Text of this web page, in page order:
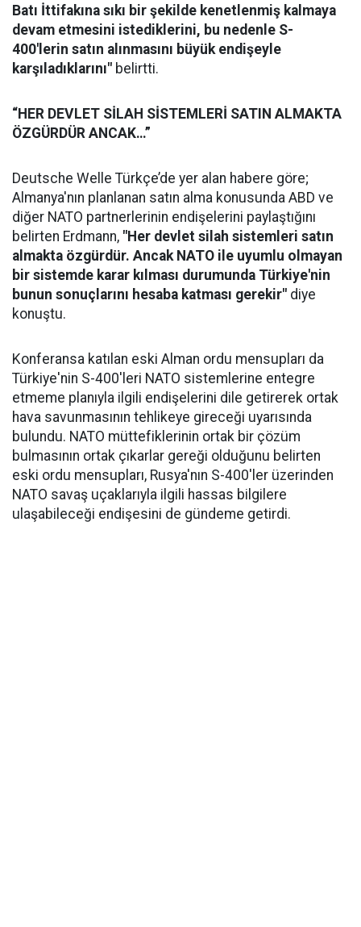
Batı İttifakına sıkı bir şekilde kenetlenmiş kalmaya
devam etmesini istediklerini, bu nedenle S-
400'lerin satın alınmasını büyük endişeyle
karşıladıklarını" belirtti.
“HER DEVLET SİLAH SİSTEMLERİ SATIN ALMAKTA
ÖZGÜRDÜR ANCAK…”
Deutsche Welle Türkçe’de yer alan habere göre;
Almanya'nın planlanan satın alma konusunda ABD ve
diğer NATO partnerlerinin endişelerini paylaştığını
belirten Erdmann, "Her devlet silah sistemleri satın
almakta özgürdür. Ancak NATO ile uyumlu olmayan
bir sistemde karar kılması durumunda Türkiye'nin
bunun sonuçlarını hesaba katması gerekir" diye
konuştu.
Konferansa katılan eski Alman ordu mensupları da
Türkiye'nin S-400'leri NATO sistemlerine entegre
etmeme planıyla ilgili endişelerini dile getirerek ortak
hava savunmasının tehlikeye gireceği uyarısında
bulundu. NATO müttefiklerinin ortak bir çözüm
bulmasının ortak çıkarlar gereği olduğunu belirten
eski ordu mensupları, Rusya'nın S-400'ler üzerinden
NATO savaş uçaklarıyla ilgili hassas bilgilere
ulaşabileceği endişesini de gündeme getirdi.